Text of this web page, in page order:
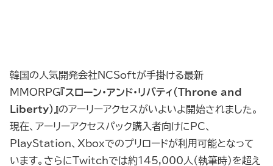
韓国の人気開発会社NCSoftが手掛ける最新
MMORPG『スローン・アンド・リバティ（Throne and
Liberty） 』のアーリーアクセスがいよいよ開始されました。
現在、アーリーアクセスパック購入者向けにPC、
PlayStation、Xboxでのプリロードが利用可能となって
います。さらにTwitchでは約145,000人（執筆時）を超え